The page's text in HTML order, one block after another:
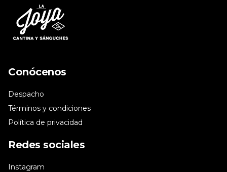
Conócenos
Despacho
Términos y condiciones
Política de privacidad
Redes sociales
Instagram